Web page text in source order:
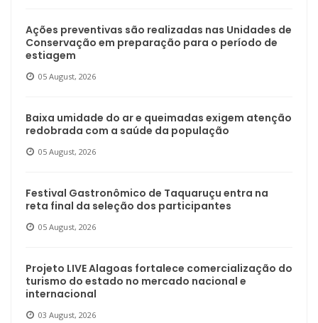
Ações preventivas são realizadas nas Unidades de
Conservação em preparação para o período de
estiagem
05 August, 2026
Baixa umidade do ar e queimadas exigem atenção
redobrada com a saúde da população
05 August, 2026
Festival Gastronômico de Taquaruçu entra na
reta final da seleção dos participantes
05 August, 2026
Projeto LIVE Alagoas fortalece comercialização do
turismo do estado no mercado nacional e
internacional
03 August, 2026